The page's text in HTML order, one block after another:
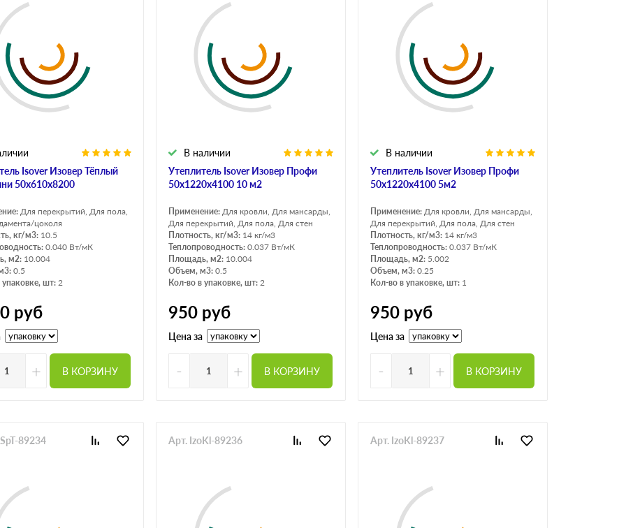
Isover Изовер Тёплый
50х610х8200
Для перекрытий, Для пола,
цоколя
кг/м3: 10.5
0.040 Вт/мК
м2: 10.004
0.5
упаковке, шт: 2
руб
+ В КОРЗИНУ
Утеплитель Isover Изовер Профи
50х1220х4100 10 м2
В наличии
Применение: Для кровли, Для мансарды,
Для перекрытий, Для пола, Для стен
Плотность, кг/м3: 14 кг/м3
Теплопроводность: 0.037 Вт/мК
Площадь, м2: 10.004
Объем, м3: 0.5
Кол-во в упаковке, шт: 2
950 руб
Цена за
- + В КОРЗИНУ
Утеплитель Isover Изовер Профи
50х1220х4100 5м2
В наличии
Применение: Для кровли, Для мансарды,
Для перекрытий, Для пола, Для стен
Плотность, кг/м3: 14 кг/м3
Теплопроводность: 0.037 Вт/мК
Площадь, м2: 5.002
Объем, м3: 0.25
Кол-во в упаковке, шт: 1
950 руб
Цена за
- + В КОРЗИНУ
89234 Арт. IzoKl-89236 Арт. IzoKl-89237